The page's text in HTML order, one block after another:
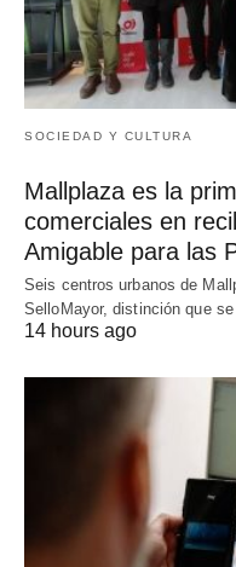
SOCIEDAD Y CULTURA
Mallplaza es la
comerciales en
Amigable para las
Seis centros urbanos de
SelloMayor, distinción que
14 hours ago